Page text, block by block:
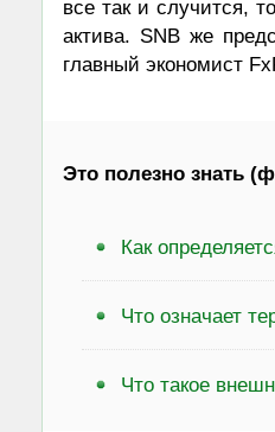
все так и случится,
актива. SNB же
главный экономист
Это полезно знать
Как
Что означает
Что такое